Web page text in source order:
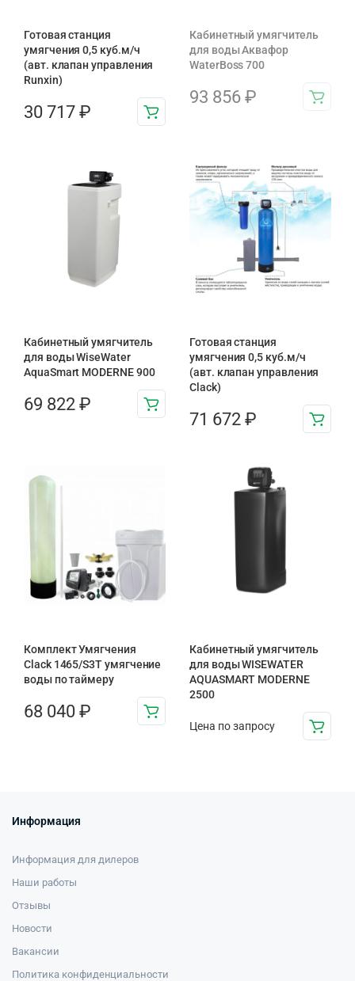
Готовая станция
умягчения 0,5 куб.м/ч
(авт. клапан управления
Runxin)
30 717 ₽
Кабинетный умягчитель
для воды Аквафор
WaterBoss 700
93 856 ₽
Кабинетный умягчитель
для воды WiseWater
AquaSmart MODERNE 900
69 822 ₽
Готовая станция
умягчения 0,5 куб.м/ч
(авт. клапан управления
Clack)
71 672 ₽
Комплект Умягчения
Clack 1465/S3T умягчение
воды по таймеру
68 040 ₽
Кабинетный умягчитель
для воды WISEWATER
AQUASMART MODERNE
2500
Цена по запросу
Информация
Информация для дилеров
Наши работы
Отзывы
Новости
Вакансии
Политика конфиденциальности